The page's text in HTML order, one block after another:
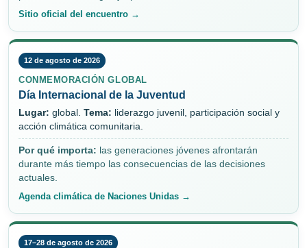
Sitio oficial del encuentro →
12 de agosto de 2026
CONMEMORACIÓN GLOBAL
Día Internacional de la Juventud
Lugar: global. Tema: liderazgo juvenil, participación social y
acción climática comunitaria.
Por qué importa: las generaciones jóvenes afrontarán
durante más tiempo las consecuencias de las decisiones
actuales.
Agenda climática de Naciones Unidas →
17–28 de agosto de 2026